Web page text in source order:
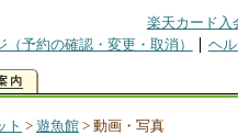
楽天カード入
（予約の確認・変更・取消） ヘ
ト > 遊魚館 > 動画・写真